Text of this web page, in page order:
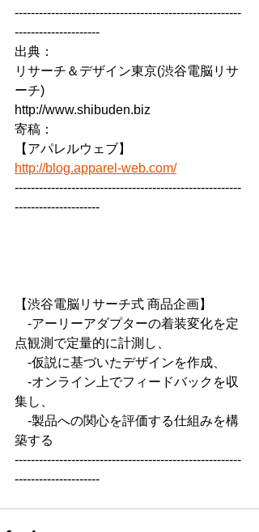
--------------------------------------------------------
---------------------
出典：
リサーチ＆デザイン東京(渋谷電脳リサ
ーチ)
http://www.shibuden.biz
寄稿：
【アパレルウェブ】
http://blog.apparel-web.com/
--------------------------------------------------------
---------------------
【渋谷電脳リサーチ式 商品企画】
-アーリーアダプターの着装変化を定
点観測で定量的に計測し、
-仮説に基づいたデザインを作成、
-オンライン上でフィードバックを収
集し、
-製品への関心を評価する仕組みを構
築する
--------------------------------------------------------
---------------------